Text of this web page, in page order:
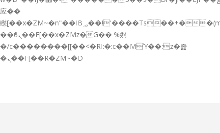
应��
矁[��x�ZM~�n"��IB؃��!'����Тѕ��+��(m��IK�ʭ�/|
��ϐܢ��F[��x�ZMz�G�� %嬩
�/c��������[[��<�RI:�:c��MΎ��:z�졾
�ܢ��F[��R�ZM~�D
PREPARACIÓN GRADUADO EN ESO
GESTIÓN DE FORMACIÓN EMPRESAS
NOTICIAS